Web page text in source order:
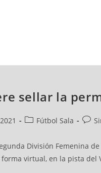
sellar la
Fútbol Sala
División Femenina
virtual, en la pista